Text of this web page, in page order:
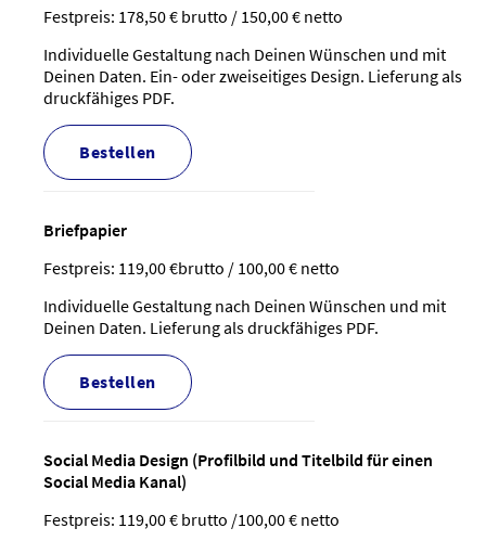
Festpreis: 178,50 € brutto / 150,00 € netto
Individuelle Gestaltung nach Deinen Wünschen und mit
Deinen Daten. Ein- oder zweiseitiges Design. Lieferung als
druckfähiges PDF.
bestellen
Briefpapier
Festpreis: 119,00 €brutto / 100,00 € netto
Individuelle Gestaltung nach Deinen Wünschen und mit
Deinen Daten. Lieferung als druckfähiges PDF.
bestellen
Social Media Design (Profilbild und Titelbild für einen
Social Media Kanal)
Festpreis: 119,00 € brutto /100,00 € netto